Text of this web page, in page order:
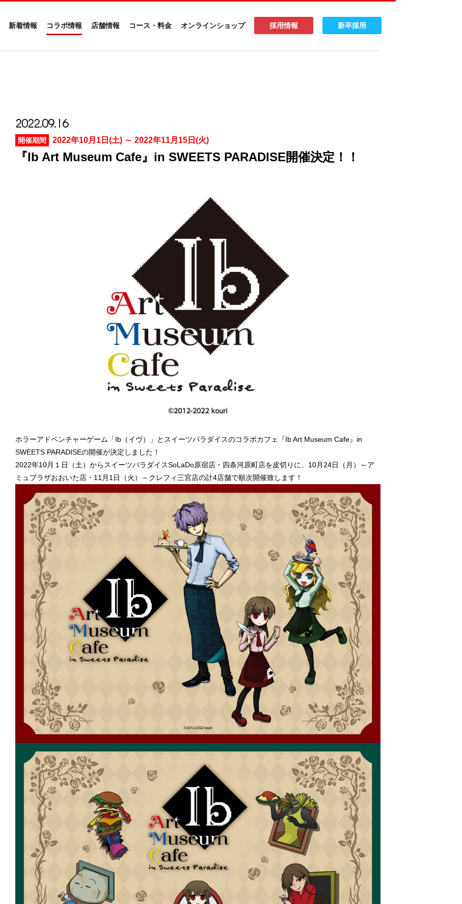
新着情報 コラボ情報 店舗情報 コース・料金 オンラインショップ 採用情報 新卒採用
2022.09.16
開催期間 2022年10月1日(土) ～ 2022年11月15日(火)
『Ib Art Museum Cafe』in SWEETS PARADISE開催決定！！
ホラーアドベンチャーゲーム「Ib（イヴ）」とスイーツパラダイスのコラボカフェ『Ib Art Museum Cafe』in
SWEETS PARADISEの開催が決定しました！
2022年10月１日（土）からスイーツパラダイスSoLaDo原宿店・四条河原町店を皮切りに、10月24日（月）～ア
ミュプラザおおいた店・11月1日（火）～クレフィ三宮店の計4店舗で順次開催致します！